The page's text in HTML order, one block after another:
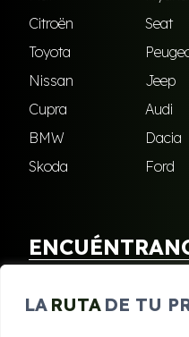
LA RUTA DE TU
Citroën
Seat
Toyota
Nissan
Jeep
Cupra
Audi
BMW
Dacia
Skoda
Ford
Sangonera Verde